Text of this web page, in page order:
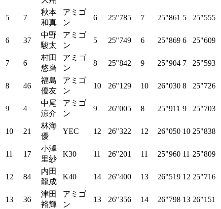
5 7
秋本
和真
アミゴ
ン
6 25"785 7 25"861 5 25"555
6 37
中野
駿太
アミゴ
ン
5 25"749 6 25"869 6 25"609
7 6
村田
悠磨
アミゴ
ン
8 25"842 9 25"904 7 25"593
8 46
福島
優友
アミゴ
ン
10 26"129 10 26"030 8 25"726
9 4
中尾
涼介
アミゴ
ン
9 26"005 8 25"911 9 25"703
10 21
林海
優
YEC 12 26"322 12 26"050 10 25"838
11 17
小澤
里紗
K30 11 26"201 11 25"960 11 25"809
12 84
内田
龍成
K40 14 26"400 13 26"519 12 25"716
13 36
津田
裕輝
アミゴ
ン
13 26"356 14 26"798 13 26"151